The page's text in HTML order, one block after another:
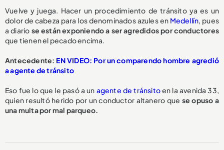
Vuelve y juega. Hacer un procedimiento de tránsito ya es un
dolor de cabeza para los denominados azules en Medellín, pues
a diario se están exponiendo a seragredidos por conductores
que tienen el pecado encima.
Antecedente: EN VIDEO: Por un comparendo hombre agredió
a agente de tránsito
Eso fue lo que le pasó a un agente de tránsitoen la avenida 33,
quien resultó herido por un conductor altanero que se opuso a
una multapor mal parqueo.